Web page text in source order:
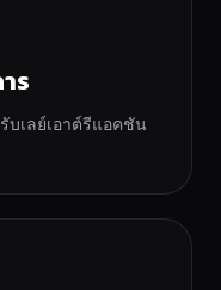
ร
บเลย์เอาต์รีแอคชัน